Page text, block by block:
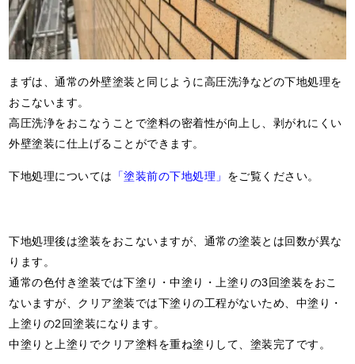
まずは、通常の外壁塗装と同じように高圧洗浄などの下地処理を
おこないます。
高圧洗浄をおこなうことで塗料の密着性が向上し、剥がれにくい
外壁塗装に仕上げることができます。
下地処理については 「塗装前の下地処理」 をご覧ください。
下地処理後は塗装をおこないますが、通常の塗装とは回数が異な
ります。
通常の色付き塗装では下塗り・中塗り・上塗りの3回塗装をおこ
ないますが、クリア塗装では下塗りの工程がないため、中塗り・
上塗りの2回塗装になります。
中塗りと上塗りでクリア塗料を重ね塗りして、塗装完了です。